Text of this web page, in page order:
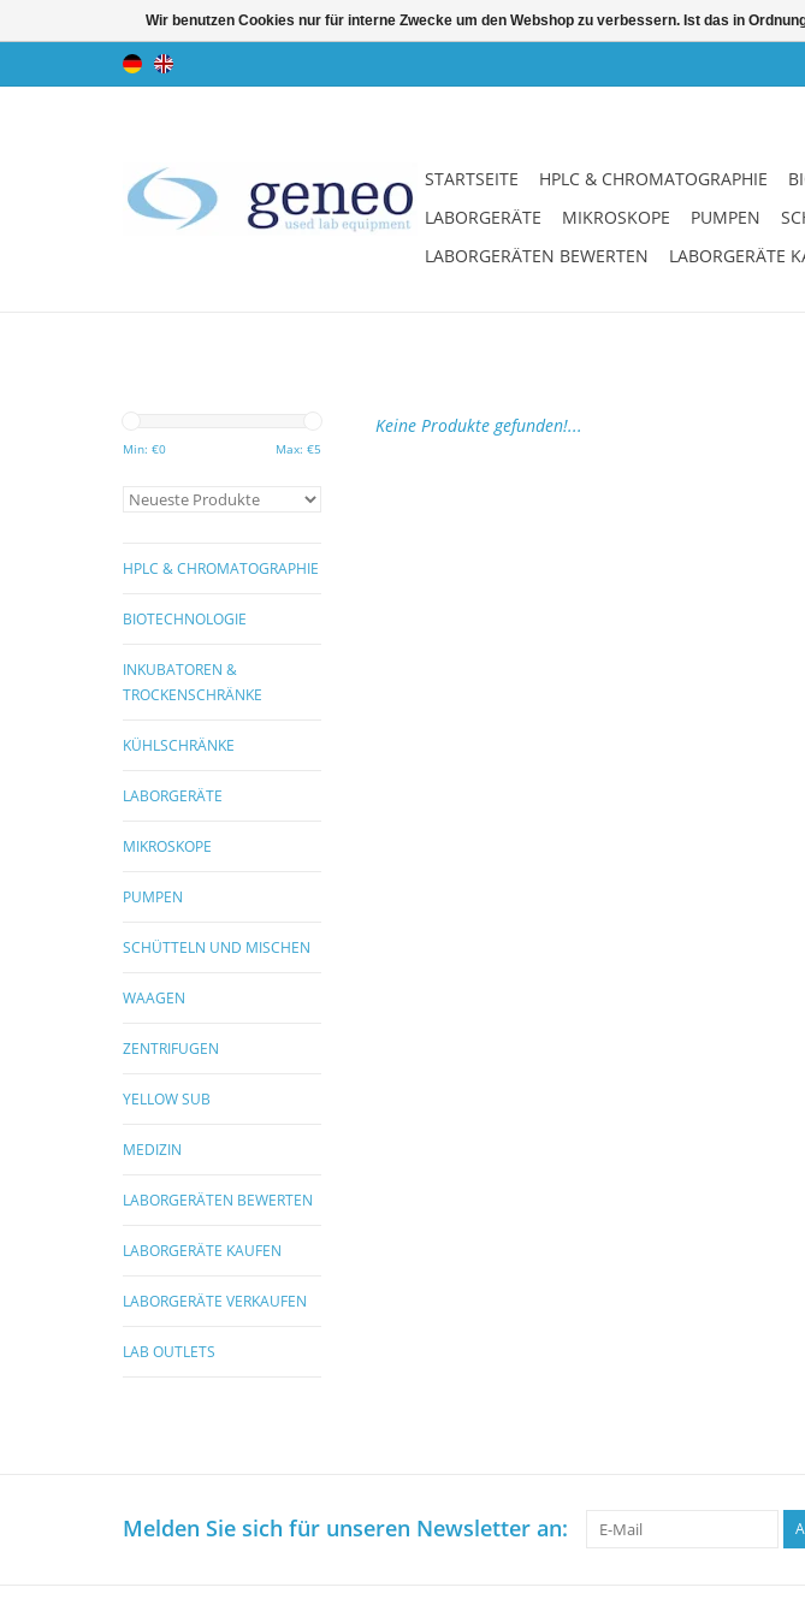
STARTSEITE HPLC & CHROMATOGRAPHIE
LABORGERÄTE
MIKROSKOPE PUMPEN
LABORGERÄTEN BEWERTEN
LABORGERÄTE
Min: €0 Max: €5
HPLC & CHROMATOGRAPHIE
BIOTECHNOLOGIE
INKUBATOREN &
TROCKENSCHRÄNKE
KÜHLSCHRÄNKE
LABORGERÄTE
MIKROSKOPE
PUMPEN
SCHÜTTELN UND MISCHEN
WAAGEN
ZENTRIFUGEN
YELLOW SUB
MEDIZIN
LABORGERÄTEN BEWERTEN
LABORGERÄTE KAUFEN
LABORGERÄTE VERKAUFEN
LAB OUTLETS
Keine Produkte gefunden!...
Melden Sie sich für unseren Newsletter an:
Wir benutzen Cookies nur für interne Zwecke um den Webshop zu verbessern. Ist das in